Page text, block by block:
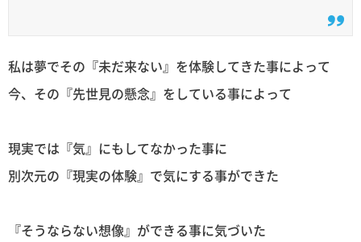
私は夢でその『未だ来ない』を体験してきた事によって
今、その『先世見の懸念』をしている事によって
現実では『気』にもしてなかった事に
別次元の『現実の体験』で気にする事ができた
『そうならない想像』ができる事に気づいた